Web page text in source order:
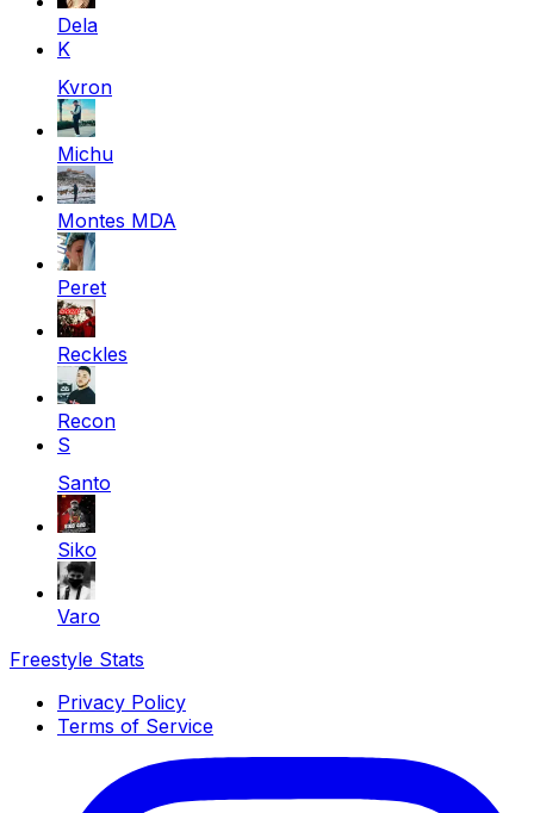
Dela
K
Kvron
Michu
Montes MDA
Peret
Reckles
Recon
S
Santo
Siko
Varo
Freestyle Stats
Privacy Policy
Terms of Service